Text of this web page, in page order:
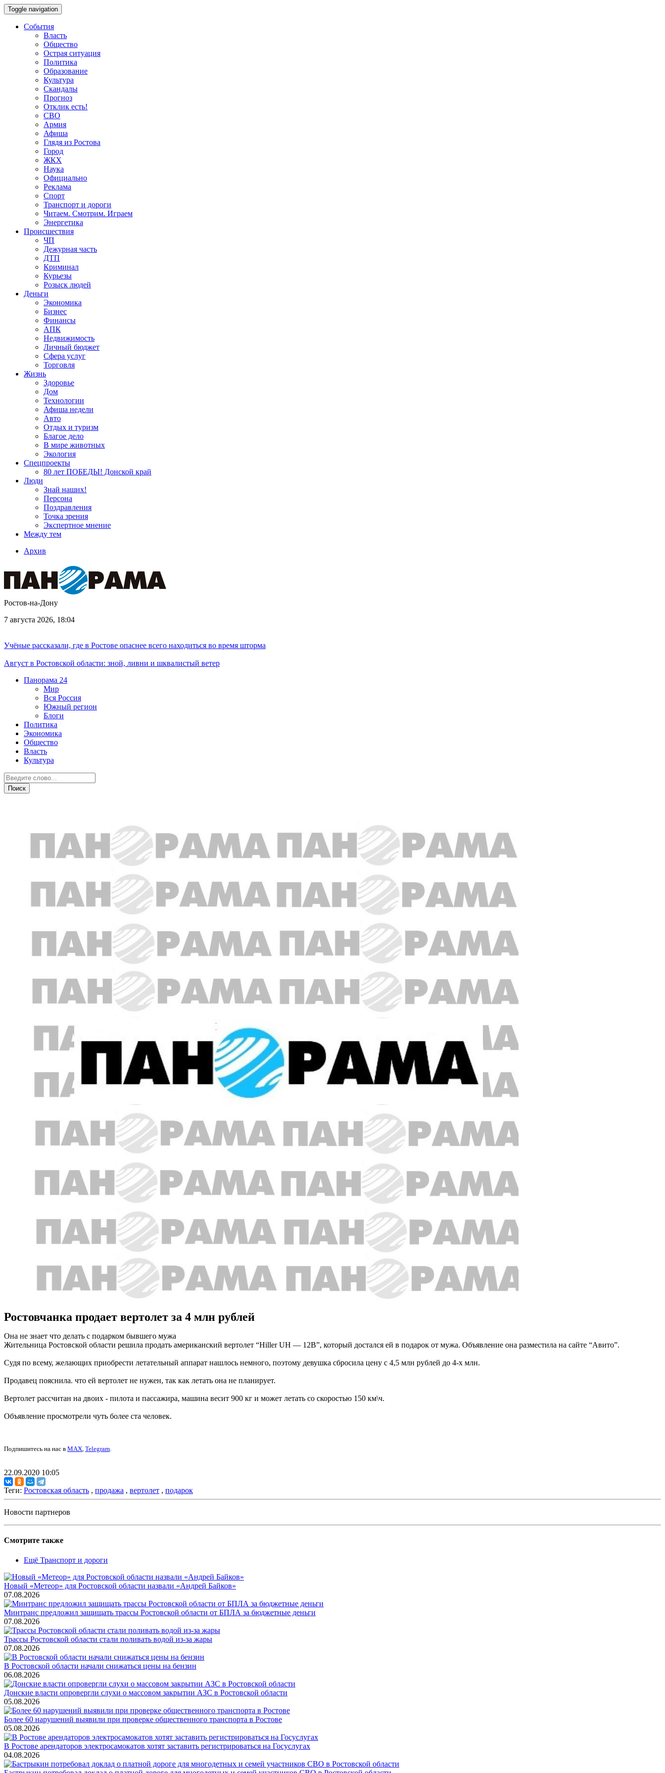
Toggle navigation
События
Власть
Общество
Острая ситуация
Политика
Образование
Культура
Скандалы
Прогноз
Отклик есть!
СВО
Армия
Афиша
Глядя из Ростова
Город
ЖКХ
Наука
Официально
Реклама
Спорт
Транспорт и дороги
Читаем. Смотрим. Играем
Энергетика
Происшествия
ЧП
Дежурная часть
ДТП
Криминал
Курьезы
Розыск людей
Деньги
Экономика
Бизнес
Финансы
АПК
Недвижимость
Личный бюджет
Сфера услуг
Торговля
Жизнь
Здоровье
Дом
Технологии
Афиша недели
Авто
Отдых и туризм
Благое дело
В мире животных
Экология
Спецпроекты
80 лет ПОБЕДЫ! Донской край
Люди
Знай наших!
Персона
Поздравления
Точка зрения
Экспертное мнение
Между тем
Архив
Ростов-на-Дону
7 августа 2026, 18:04
Учёные рассказали, где в Ростове опаснее всего находиться во время шторма
Август в Ростовской области: зной, ливни и шквалистый ветер
Панорама 24
Мир
Вся Россия
Южный регион
Блоги
Политика
Экономика
Общество
Власть
Культура
Ростовчанка продает вертолет за 4 млн рублей
Она не знает что делать с подарком бывшего мужа
Жительница Ростовской области решила продать американский вертолет “Hiller UH — 12B”, который достался ей в подарок от мужа. Объявление она разместила на сайте “Авито”.
Судя по всему, желающих приобрести летательный аппарат нашлось немного, поэтому девушка сбросила цену с 4,5 млн рублей до 4-х млн.
Продавец пояснила. что ей вертолет не нужен, так как летать она не планирует.
Вертолет рассчитан на двоих - пилота и пассажира, машина весит 900 кг и может летать со скоростью 150 км\ч.
Объявление просмотрели чуть более ста человек.
Подпишитесь на нас в MAX, Telegram.
22.09.2020 10:05
Теги: Ростовская область , продажа , вертолет , подарок
Новости партнеров
Смотрите также
Ещё Транспорт и дороги
Новый «Метеор» для Ростовской области назвали «Андрей Байков»
07.08.2026
Минтранс предложил защищать трассы Ростовской области от БПЛА за бюджетные деньги
07.08.2026
Трассы Ростовской области стали поливать водой из-за жары
07.08.2026
В Ростовской области начали снижаться цены на бензин
06.08.2026
Донские власти опровергли слухи о массовом закрытии АЗС в Ростовской области
05.08.2026
Более 60 нарушений выявили при проверке общественного транспорта в Ростове
05.08.2026
В Ростове арендаторов электросамокатов хотят заставить регистрироваться на Госуслугах
04.08.2026